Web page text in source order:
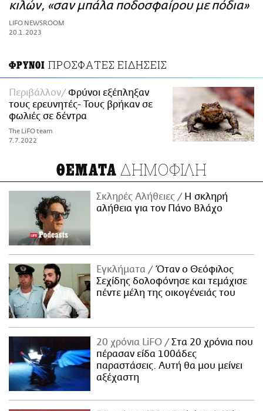
PRINT
κιλών, «σαν μπάλα ποδοσφαίρου με πόδια»
LIFO NEWSROOM
20.1.2023
ΦΡΥΝΟΙ ΠΡΟΣΦΑΤΕΣ ΕΙΔΗΣΕΙΣ
Περιβάλλον
Φρύνοι εξέπληξαν
τους ερευνητές- Τους βρήκαν σε
φωλιές σε δέντρα
The LiFO team
7.7.2022
ΘΕΜΑΤΑ ΔΗΜΟΦΙΛΗ
Σκληρές Αλήθειες
H σκληρή
αλήθεια για τον Πάνο Βλάχο
Εγκλήματα
Όταν ο Θεόφιλος
Σεχίδης δολοφόνησε και τεμάχισε
πέντε μέλη της οικογένειάς του
20 χρόνια LiFO
Στα 20 χρόνια που
πέρασαν είδα 100άδες
παραστάσεις. Αυτή θα μου μείνει
αξέχαστη